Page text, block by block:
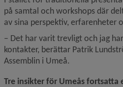
på samtal och workshops där
av sina perspektiv, erfarenheter
– Det har varit trevligt och jag
kontakter, berättar Patrik
Assemblin i Umeå.
Tre insikter för Umeås fortsatta